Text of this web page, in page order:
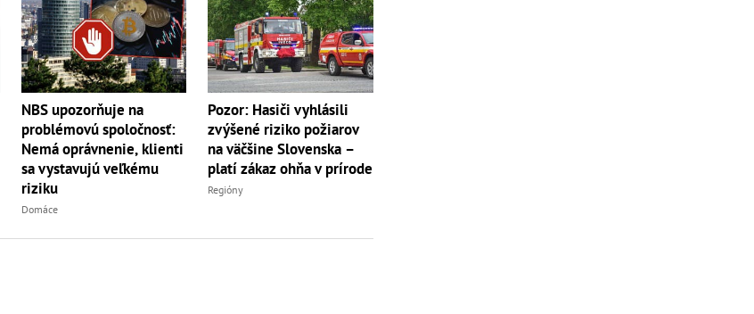
NBS upozorňuje na
problémovú spoločnosť:
Nemá oprávnenie, klienti
sa vystavujú veľkému
riziku
Domáce
Pozor: Hasiči vyhlásili
zvýšené riziko požiarov
na väčšine Slovenska –
platí zákaz ohňa v prírode
Regióny